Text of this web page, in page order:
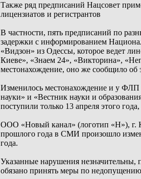
Также ряд предписаний Нацсовет
лицензиатов и регистрантов
В частности, пять предписаний по
задержки с информированием
«Видзон» из Одессы, которое ведет
Киеве», «Знаем 24», «Викторина»,
местонахождение, оно же сообщило об
Изменилось местонахождение и у
науки» и «Вестник науки и
поступили только 13 апреля этого
ООО «Новый канал» (логотип «Н»), г.
прошлого года в СМИ произошло
года.
Указанные нарушения незначительны,
обязано принять меры по